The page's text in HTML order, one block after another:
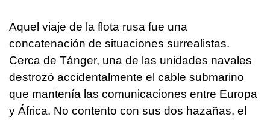
Aquel viaje de la flota rusa fue una
concatenación de situaciones surrealistas.
Cerca de Tánger, una de las unidades navales
destrozó accidentalmente el cable submarino
que mantenía las comunicaciones entre Europa
y África. No contento con sus dos hazañas, el